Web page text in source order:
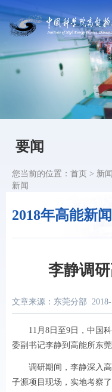
要闻
2018年高能新闻
您当前的位置： 首页 > 新
新闻
李静调
文章来源：东莞分部
11月8日至9日，中国科
委副书记李静到高能所东莞
调研期间，李静深入高
子源项目现场，实地考察